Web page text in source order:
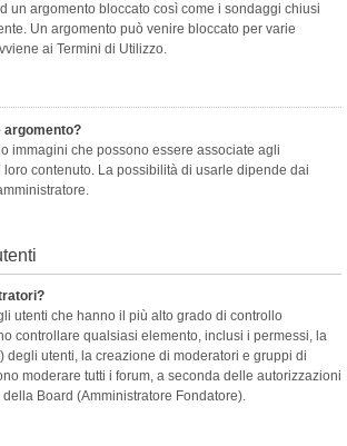
un argomento bloccato così come i sondaggi chiusi
Un argomento può venire bloccato per varie
ai Termini di Utilizzo.
argomento?
immagini che possono essere associate agli
contenuto. La possibilità di usarle dipende dai
utenti che hanno il più alto grado di controllo
controllare qualsiasi elemento, inclusi i permessi, la
degli utenti, la creazione di moderatori e gruppi di
moderare tutti i forum, a seconda delle autorizzazioni
Board (Amministratore Fondatore).